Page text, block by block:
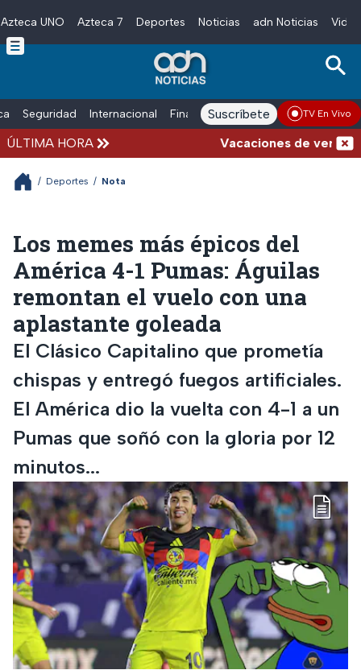
Skip to main content
Azteca UNO Azteca 7 Deportes Noticias adn Noticias
Seguridad Internacional Finanzas adn Noticias Radio
Suscríbete TV En Vivo
ÚLTIMA HORA Vacaciones de verano
/ Deportes / Nota
Los memes más épicos del
América 4-1 Pumas: Águilas
remontan el vuelo con una
aplastante goleada
El Clásico Capitalino que prometía
chispas y entregó fuegos artificiales.
El América dio la vuelta con 4-1 a un
Pumas que soñó con la gloria por 12
minutos...